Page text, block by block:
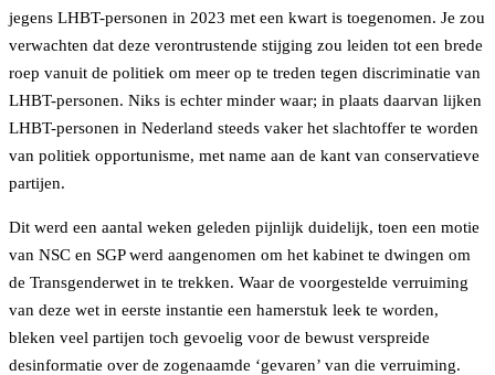
jegens LHBT-personen in 2023 met een kwart is toegenomen. Je zou
verwachten dat deze verontrustende stijging zou leiden tot een brede
roep vanuit de politiek om meer op te treden tegen discriminatie van
LHBT-personen. Niks is echter minder waar; in plaats daarvan lijken
LHBT-personen in Nederland steeds vaker het slachtoffer te worden
van politiek opportunisme, met name aan de kant van conservatieve
partijen.
Dit werd een aantal weken geleden pijnlijk duidelijk, toen een motie
van NSC en SGP werd aangenomen om het kabinet te dwingen om
de Transgenderwet in te trekken. Waar de voorgestelde verruiming
van deze wet in eerste instantie een hamerstuk leek te worden,
bleken veel partijen toch gevoelig voor de bewust verspreide
desinformatie over de zogenaamde ‘gevaren’ van die verruiming.